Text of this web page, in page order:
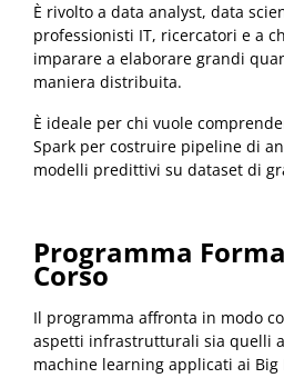
È rivolto a data analyst, data
professionisti IT, ricercatori e a
imparare a elaborare grandi
maniera distribuita.
È ideale per chi vuole
Spark per costruire pipeline di
modelli predittivi su dataset di
Programma
Corso
Il programma affronta in modo
aspetti infrastrutturali sia quelli
machine learning applicati ai Big